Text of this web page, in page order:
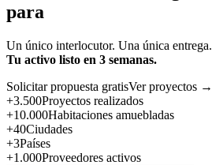
para
Un único interlocutor. Una única entrega.
Tu activo listo en 3 semanas.
Solicitar propuesta gratisVer proyectos →
+3.500Proyectos realizados
+10.000Habitaciones amuebladas
+40Ciudades
+3Países
+1.000Proveedores activos